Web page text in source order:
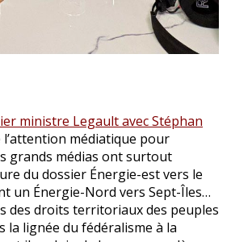
ministre Legault avec Stéphan
l’attention médiatique pour
grands médias ont surtout
du dossier Énergie-est vers le
un Énergie-Nord vers Sept-Îles…
des droits territoriaux des peuples
la lignée du fédéralisme à la